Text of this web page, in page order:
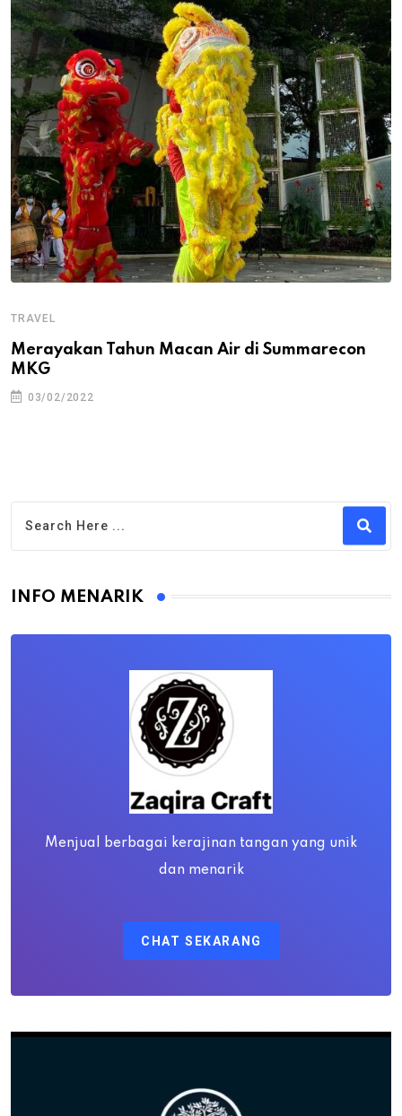
TRAVEL
Merayakan Tahun Macan Air di Summarecon
MKG
03/02/2022
INFO MENARIK
Menjual berbagai kerajinan tangan yang unik
dan menarik
CHAT SEKARANG